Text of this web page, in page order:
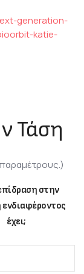
generation-
katie-
Τάση
στην
ενδιαφέροντος
έχει;